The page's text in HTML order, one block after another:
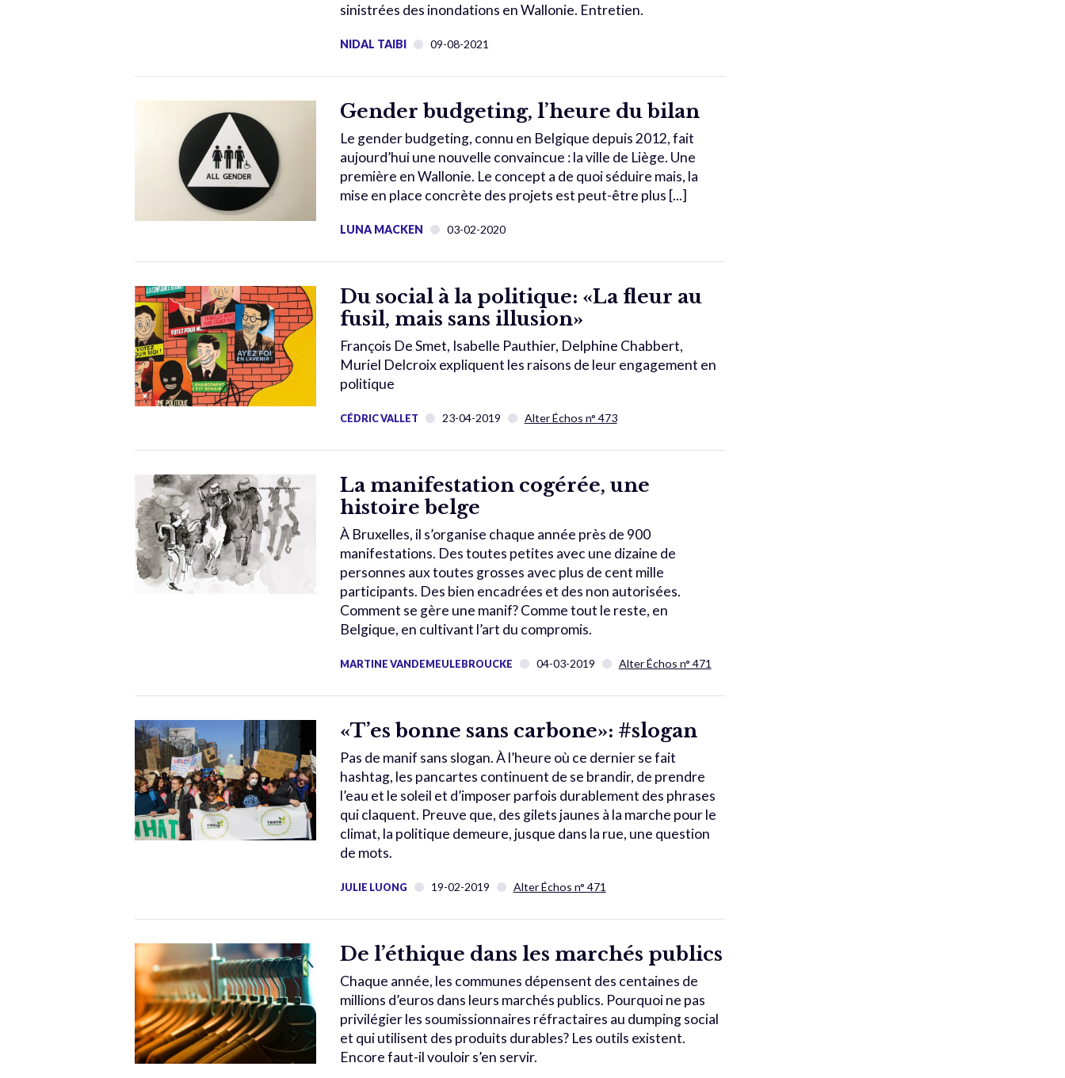
sinistrées des inondations en Wallonie. Entretien.
NIDAL TAIBI 09-08-2021
Gender budgeting, l’heure du bilan
Le gender budgeting, connu en Belgique depuis 2012, fait
aujourd’hui une nouvelle convaincue : la ville de Liège. Une
première en Wallonie. Le concept a de quoi séduire mais, la
mise en place concrète des projets est peut-être plus [...]
LUNA MACKEN 03-02-2020
Du social à la politique: «La fleur au
fusil, mais sans illusion»
François De Smet, Isabelle Pauthier, Delphine Chabbert,
Muriel Delcroix expliquent les raisons de leur engagement en
politique
CÉDRIC VALLET 23-04-2019 Alter Échos n° 473
La manifestation cogérée, une
histoire belge
À Bruxelles, il s’organise chaque année près de 900
manifestations. Des toutes petites avec une dizaine de
personnes aux toutes grosses avec plus de cent mille
participants. Des bien encadrées et des non autorisées.
Comment se gère une manif? Comme tout le reste, en
Belgique, en cultivant l’art du compromis.
MARTINE VANDEMEULEBROUCKE 04-03-2019 Alter Échos n° 471
«T’es bonne sans carbone»: #slogan
Pas de manif sans slogan. À l’heure où ce dernier se fait
hashtag, les pancartes continuent de se brandir, de prendre
l’eau et le soleil et d’imposer parfois durablement des phrases
qui claquent. Preuve que, des gilets jaunes à la marche pour le
climat, la politique demeure, jusque dans la rue, une question
de mots.
JULIE LUONG 19-02-2019 Alter Échos n° 471
De l’éthique dans les marchés publics
Chaque année, les communes dépensent des centaines de
millions d’euros dans leurs marchés publics. Pourquoi ne pas
privilégier les soumissionnaires réfractaires au dumping social
et qui utilisent des produits durables? Les outils existent.
Encore faut-il vouloir s’en servir.